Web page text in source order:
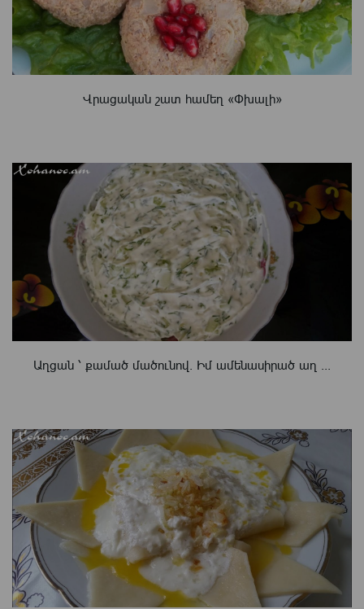
Վրացական շատ համեղ «Փխալի»
Աղցան ՝ քամած մածունով. Իմ ամենասիրած աղ ...